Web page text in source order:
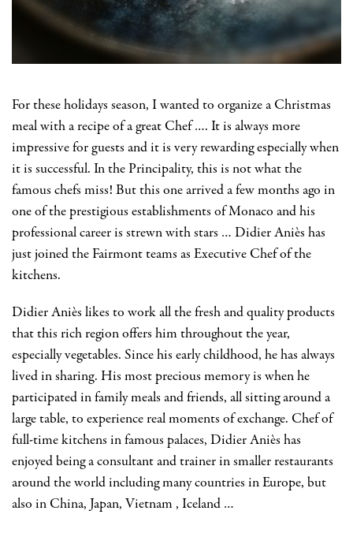
For these holidays season, I wanted to organize a Christmas
meal with a recipe of a great Chef …. It is always more
impressive for guests and it is very rewarding especially when
it is successful. In the Principality, this is not what the
famous chefs miss! But this one arrived a few months ago in
one of the prestigious establishments of Monaco and his
professional career is strewn with stars … Didier Aniès has
just joined the Fairmont teams as Executive Chef of the
kitchens.
Didier Aniès likes to work all the fresh and quality products
that this rich region offers him throughout the year,
especially vegetables. Since his early childhood, he has always
lived in sharing. His most precious memory is when he
participated in family meals and friends, all sitting around a
large table, to experience real moments of exchange. Chef of
full-time kitchens in famous palaces, Didier Aniès has
enjoyed being a consultant and trainer in smaller restaurants
around the world including many countries in Europe, but
also in China, Japan, Vietnam , Iceland …